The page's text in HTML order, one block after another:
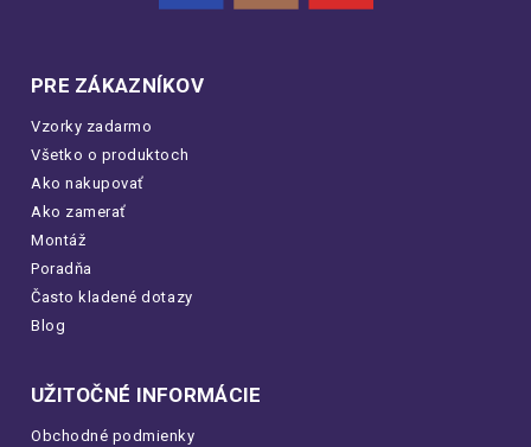
PRE ZÁKAZNÍKOV
Vzorky zadarmo
Všetko o produktoch
Ako nakupovať
Ako zamerať
Montáž
Poradňa
Často kladené dotazy
Blog
UŽITOČNÉ INFORMÁCIE
Obchodné podmienky